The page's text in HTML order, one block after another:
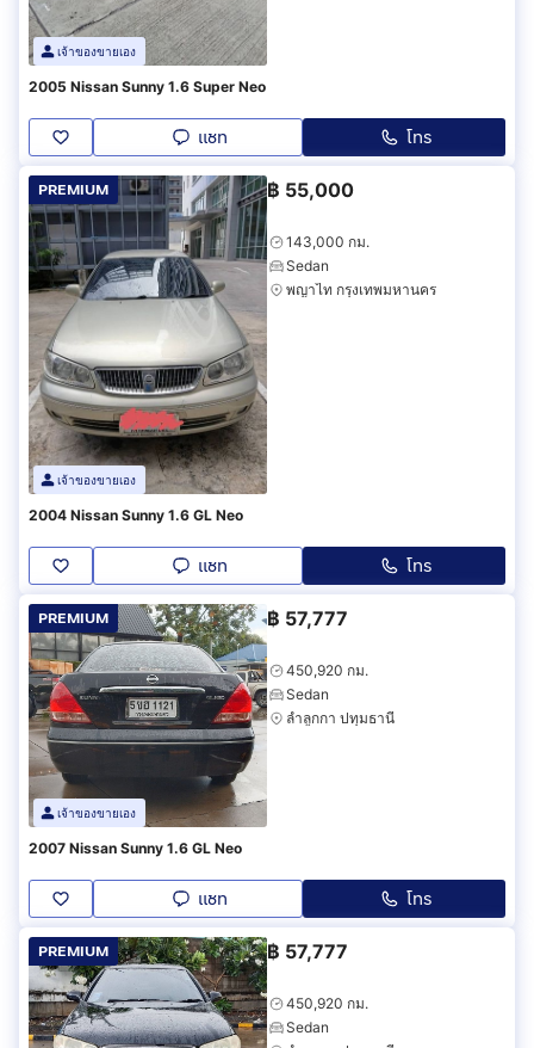
เจ้าของขายเอง
2005 Nissan Sunny 1.6 Super Neo
แชท โทร
PREMIUM
เจ้าของขายเอง
฿ 55,000
143,000 กม.
Sedan
พญาไท กรุงเทพมหานคร
2004 Nissan Sunny 1.6 GL Neo
แชท โทร
PREMIUM
เจ้าของขายเอง
฿ 57,777
450,920 กม.
Sedan
ลำลูกกา ปทุมธานี
2007 Nissan Sunny 1.6 GL Neo
แชท โทร
PREMIUM ฿ 57,777
450,920 กม.
Sedan